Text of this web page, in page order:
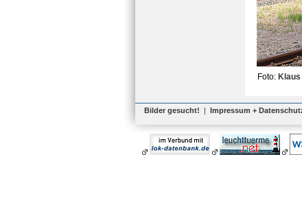
Foto:
Bilder gesucht! | Impressum +